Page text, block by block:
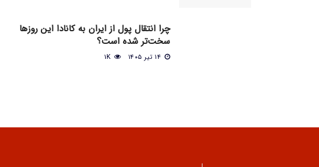
چرا انتقال پول از ایران به کانادا این روزها
سخت‌تر شده است؟